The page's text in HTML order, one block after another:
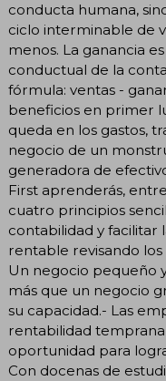
conducta humana,
ciclo interminable de
menos. La ganancia
conductual de la
fórmula: ventas -
beneficios en primer
queda en los gastos,
negocio de un
generadora de
First aprenderás,
cuatro principios
contabilidad y facilitar
rentable revisando los
Un negocio pequeño
más que un negocio
su capacidad.- Las
rentabilidad
oportunidad para
Con docenas de